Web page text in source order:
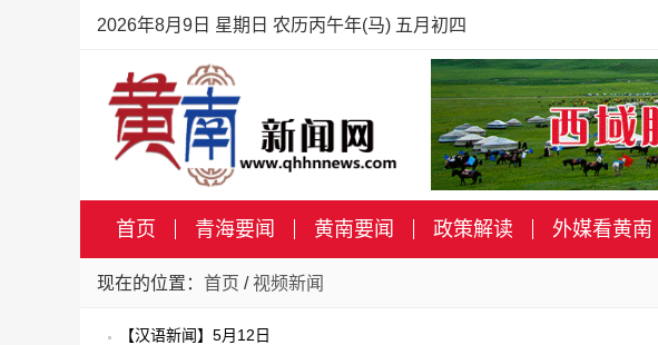
2026年8月9日 星期日 农历丙午年(马) 五月初四
首页 青海要闻 黄南要闻 政策解读 外媒看黄南
现在的位置： 首页 / 视频新闻
【汉语新闻】5月12日